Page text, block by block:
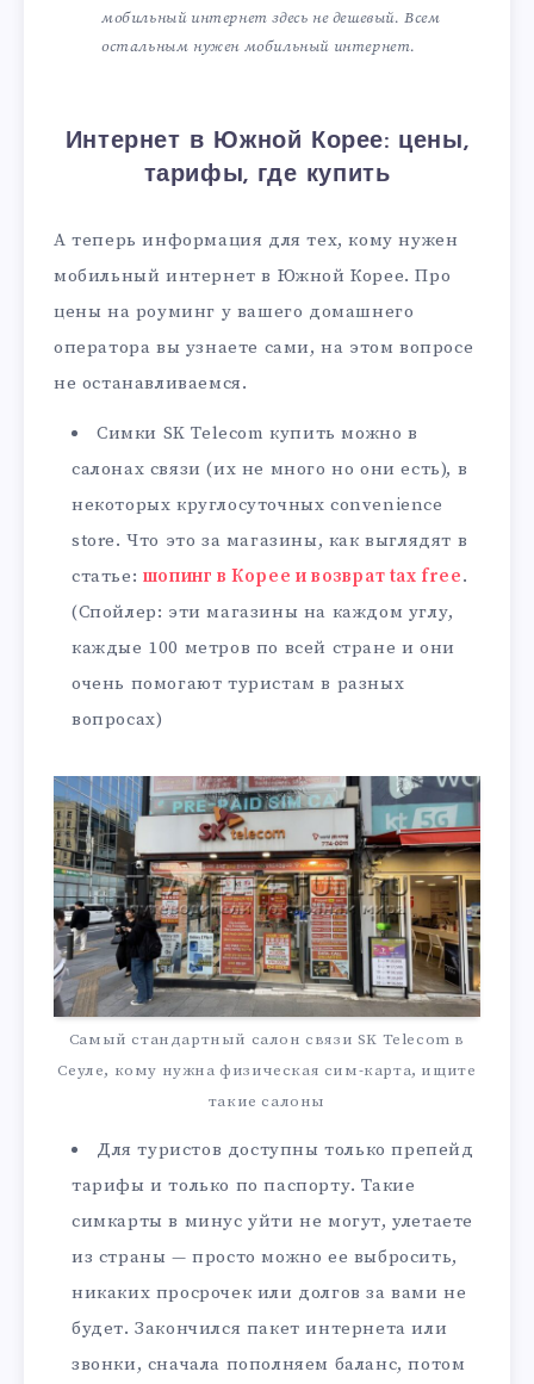
мобильный интернет здесь не дешевый. Всем
остальным нужен мобильный интернет.
Интернет в Южной Корее: цены,
тарифы, где купить
А теперь информация для тех, кому нужен
мобильный интернет в Южной Корее. Про
цены на роуминг у вашего домашнего
оператора вы узнаете сами, на этом вопросе
не останавливаемся.
Симки SK Telecom купить можно в
салонах связи (их не много но они есть), в
некоторых круглосуточных convenience
store. Что это за магазины, как выглядят в
статье: шопинг в Корее и возврат tax free.
(Спойлер: эти магазины на каждом углу,
каждые 100 метров по всей стране и они
очень помогают туристам в разных
вопросах)
Самый стандартный салон связи SK Telecom в
Сеуле, кому нужна физическая сим-карта, ищите
такие салоны
Для туристов доступны только препейд
тарифы и только по паспорту. Такие
симкарты в минус уйти не могут, улетаете
из страны — просто можно ее выбросить,
никаких просрочек или долгов за вами не
будет. Закончился пакет интернета или
звонки, сначала пополняем баланс, потом